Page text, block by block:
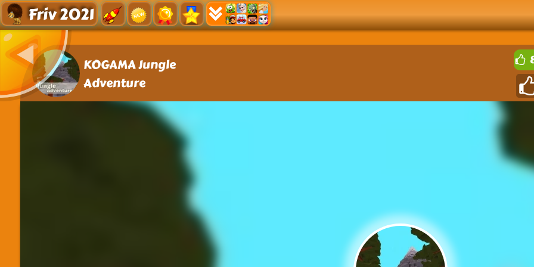
Friv 2021
KOGAMA Jungle
Adventure